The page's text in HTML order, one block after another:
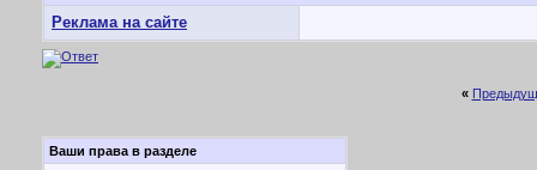
Реклама на сайте
«
Ваши права в разделе